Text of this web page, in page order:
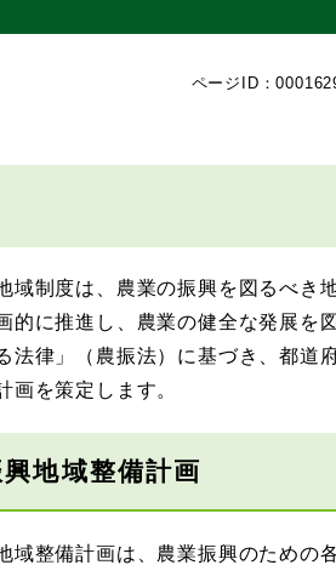
ページID：
制度は、農業の振興を図るべき
的に推進し、農業の健全な発展を
法律」（農振法）に基づき、都道
画を策定します。
地域整備計画
整備計画は、農業振興のための